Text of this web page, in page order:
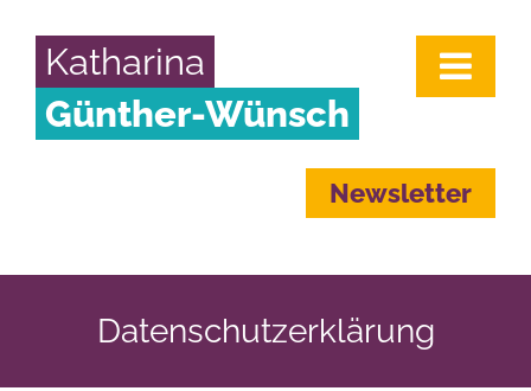
Katharina
Günther-Wünsch
Newsletter
Datenschutzerklärung